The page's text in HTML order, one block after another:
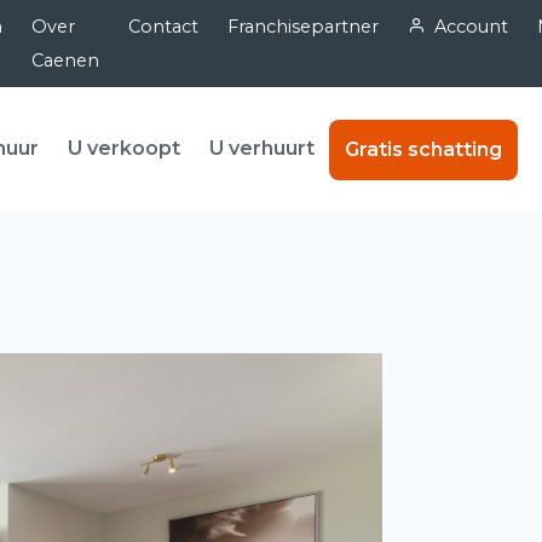
Over
Caenen
Contact Franchisepartner Account
U verkoopt U verhuurt Gratis schatting